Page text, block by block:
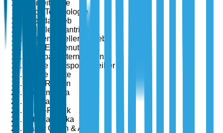
Freizeitboote
Nach Technologie
Hybridantrieb
Voll-Elektroantrieb
Konventioneller Antrieb
Nach Endbenutzer
Schiffbauunternehmen
Marine Transportbetreiber
Marine Kräfte
Nach Region
Nordamerika
Europa
Asien-Pazifik
Lateinamerika
Naher Osten & Afrika